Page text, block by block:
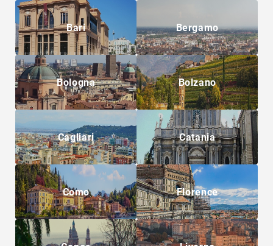
Bari Bergamo
Bologna Bolzano
Cagliari Catania
Como Florence